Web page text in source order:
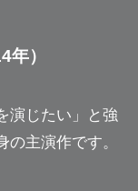
）
演じたい」と強
主演作です。